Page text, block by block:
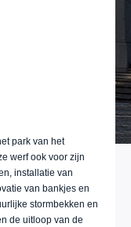
park van het
werf ook voor zijn
installatie van
van bankjes en
stormbekken en
de uitloop van de